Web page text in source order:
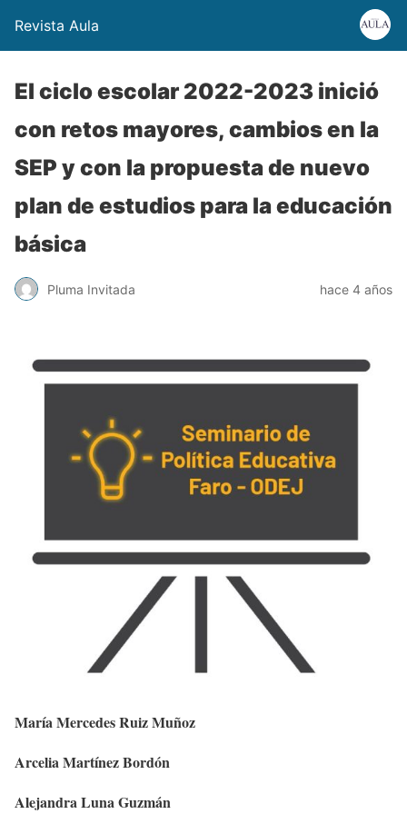
Revista Aula
El ciclo escolar 2022-2023 inició
con retos mayores, cambios en la
SEP y con la propuesta de nuevo
plan de estudios para la educación
básica
Pluma Invitada hace 4 años
María Mercedes Ruiz Muñoz
Arcelia Martínez Bordón
Alejandra Luna Guzmán